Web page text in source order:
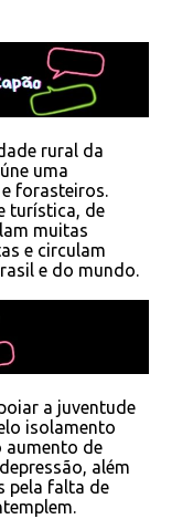
rural da
uma
forasteiros.
turística, de
muitas
e circulam
e do mundo.
a juventude
isolamento
aumento de
além
pela falta de